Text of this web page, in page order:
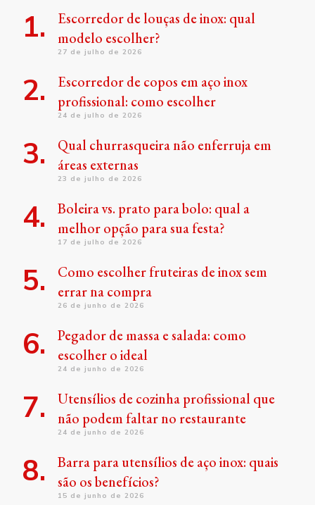
Escorredor de louças de inox: qual
modelo escolher?
27 de julho de 2026
Escorredor de copos em aço inox
profissional: como escolher
24 de julho de 2026
Qual churrasqueira não enferruja em
áreas externas
23 de julho de 2026
Boleira vs. prato para bolo: qual a
melhor opção para sua festa?
17 de julho de 2026
Como escolher fruteiras de inox sem
errar na compra
26 de junho de 2026
Pegador de massa e salada: como
escolher o ideal
24 de junho de 2026
Utensílios de cozinha profissional que
não podem faltar no restaurante
24 de junho de 2026
Barra para utensílios de aço inox: quais
são os benefícios?
15 de junho de 2026